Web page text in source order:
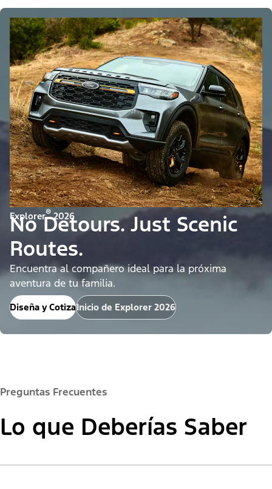
Explorer®2026
No Detours. Just Scenic
Routes.
Encuentra al compañero ideal para la próxima
aventura de tu familia.
Diseña y CotizaInicio de Explorer 2026
Preguntas Frecuentes
Lo que Deberías Saber